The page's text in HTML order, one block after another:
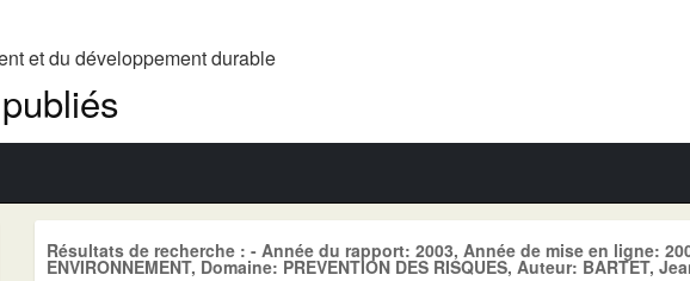
et du développement durable
Résultats de recherche : - Année du rapport: 2003, Année de mise en ligne:
ENVIRONNEMENT, Domaine: PREVENTION DES RISQUES, Auteur: BARTET,